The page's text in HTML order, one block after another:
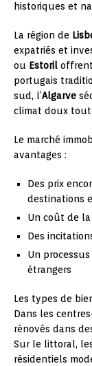
historiques et
La région de
expatriés et
ou Estoril
portugais
sud, l’Algarve
climat doux
Le marché
avantages :
Des prix
destinations
Un coût de
Des
Un
étrangers
Les types de
Dans les
rénovés dans
Sur le littoral,
résidentiels